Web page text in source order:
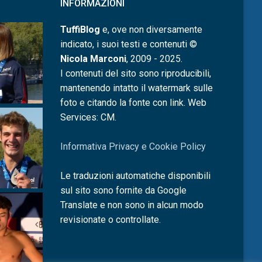
INFORMAZIONI
TuffiBlog e, ove non diversamente
indicato, i suoi testi e contenuti ©
Nicola Marconi, 2009 - 2025.
I contenuti del sito sono riproducibili,
mantenendo intatto il watermark sulle
foto e citando la fonte con link. Web
Services: CM.
Informativa Privacy e Cookie Policy
Le traduzioni automatiche disponibili
sul sito sono fornite da Google
Translate e non sono in alcun modo
revisionate o controllate.